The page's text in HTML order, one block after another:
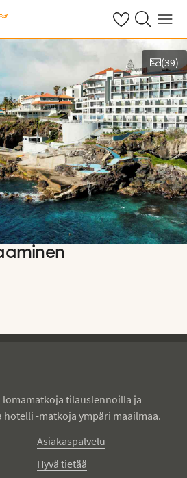
OmatHaku Valikko
(39)
lomamatkoja tilauslennoilla ja
-matkoja ympäri maailmaa.
Asiakaspalvelu
Hyvä tietää